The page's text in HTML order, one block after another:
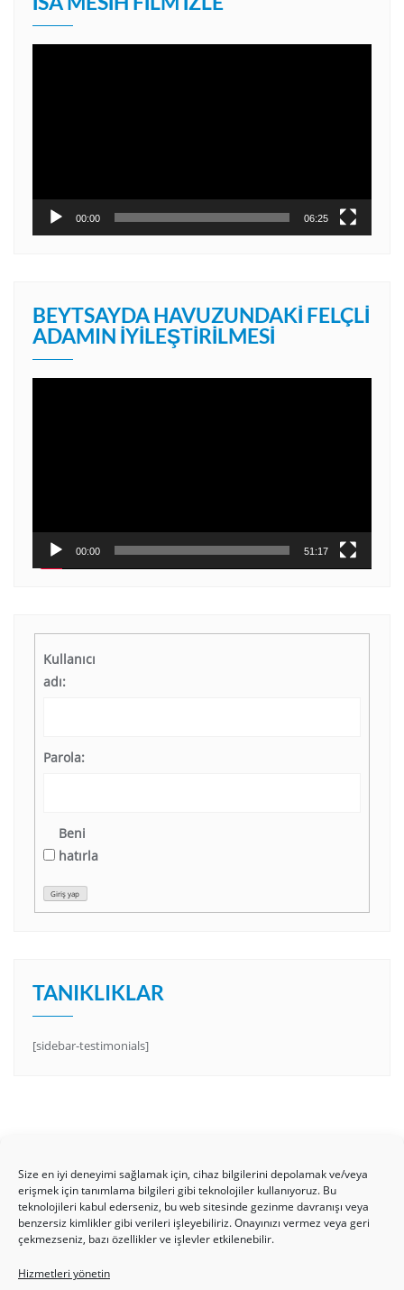
Size en iyi deneyimi sağlamak için, cihaz bilgilerini depolamak ve/veya
erişmek için tanımlama bilgileri gibi teknolojiler kullanıyoruz. Bu
teknolojileri kabul ederseniz, bu web sitesinde gezinme davranışı veya
benzersiz kimlikler gibi verileri işleyebiliriz. Onayınızı vermez veya geri
çekmezseniz, bazı özellikler ve işlevler etkilenebilir.
Hizmetleri yönetin
00:00 06:25
BEYTSAYDA HAVUZUNDAKI FELÇLI
ADAMIN İYILEŞTIRILMESI
00:00 51:17
Kullanıcı
adı:
Parola:
Beni
hatırla
Giriş yap
TANIKLIKLAR
[sidebar-testimonials]
HAKKIMIZDA Üyelik Kuralları
Bize Yazın
Online Kutsal Kitap